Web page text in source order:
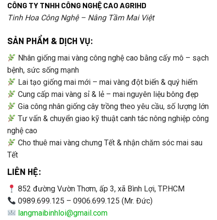
CÔNG TY TNHH CÔNG NGHỆ CAO AGRIHD
Tinh Hoa Công Nghệ – Nâng Tầm Mai Việt
SẢN PHẨM & DỊCH VỤ:
Nhân giống mai vàng công nghệ cao bằng cấy mô – sạch
bệnh, sức sống mạnh
Lai tạo giống mai mới – mai vàng đột biến & quý hiếm
Cung cấp mai vàng sỉ & lẻ – mai nguyên liệu bông đẹp
Gia công nhân giống cây trồng theo yêu cầu, số lượng lớn
Tư vấn & chuyển giao kỹ thuật canh tác nông nghiệp công
nghệ cao
Cho thuê mai vàng chưng Tết & nhận chăm sóc mai sau
Tết
LIÊN HỆ:
852 đường Vườn Thơm, ấp 3, xã Bình Lợi, TP.HCM
0989.699.125 – 0906.699.125 (Mr. Đức)
langmaibinhloi@gmail.com